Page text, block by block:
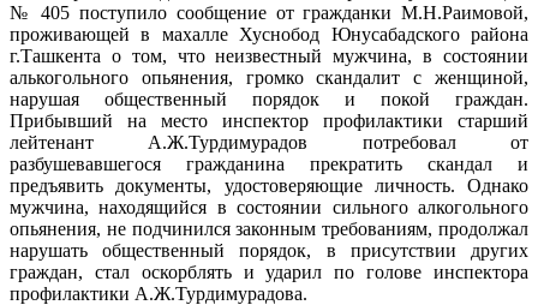
№ 405 поступило сообщение от гражданки М.Н.Раимовой,
проживающей в махалле Хуснобод Юнусабадского района
г.Ташкента о том, что неизвестный мужчина, в состоянии
алькогольного опьянения, громко скандалит с женщиной,
нарушая общественный порядок и покой граждан.
Прибывший на место инспектор профилактики старший
лейтенант А.Ж.Турдимурадов потребовал от
разбушевавшегося гражданина прекратить скандал и
предъявить документы, удостоверяющие личность. Однако
мужчина, находящийся в состоянии сильного алкогольного
опьянения, не подчинился законным требованиям, продолжал
нарушать общественный порядок, в присутствии других
граждан, стал оскорблять и ударил по голове инспектора
профилактики А.Ж.Турдимурадова.